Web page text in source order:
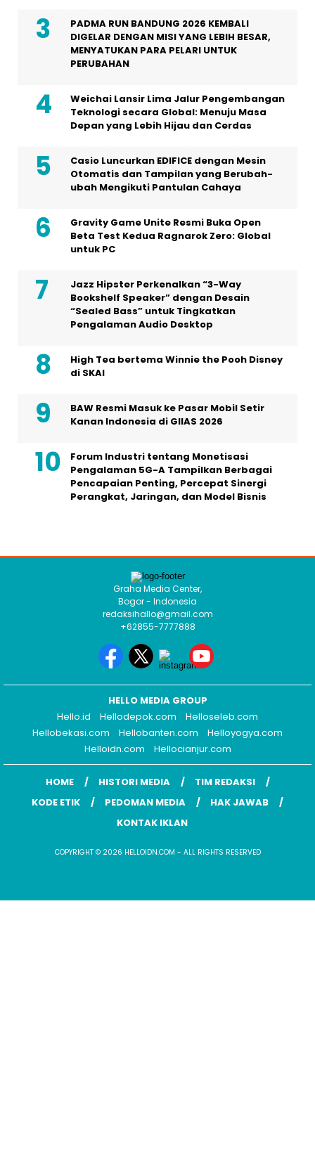
PADMA RUN BANDUNG 2026 KEMBALI
DIGELAR DENGAN MISI YANG LEBIH BESAR,
MENYATUKAN PARA PELARI UNTUK
PERUBAHAN
Weichai Lansir Lima Jalur Pengembangan
Teknologi secara Global: Menuju Masa
Depan yang Lebih Hijau dan Cerdas
Casio Luncurkan EDIFICE dengan Mesin
Otomatis dan Tampilan yang Berubah-
ubah Mengikuti Pantulan Cahaya
Gravity Game Unite Resmi Buka Open
Beta Test Kedua Ragnarok Zero: Global
untuk PC
Jazz Hipster Perkenalkan “3-Way
Bookshelf Speaker” dengan Desain
“Sealed Bass” untuk Tingkatkan
Pengalaman Audio Desktop
High Tea bertema Winnie the Pooh Disney
di SKAI
BAW Resmi Masuk ke Pasar Mobil Setir
Kanan Indonesia di GIIAS 2026
Forum Industri tentang Monetisasi
Pengalaman 5G-A Tampilkan Berbagai
Pencapaian Penting, Percepat Sinergi
Perangkat, Jaringan, dan Model Bisnis
Graha Media Center,
Bogor - Indonesia
redaksihallo@gmail.com
+62855-7777888
HELLO MEDIA GROUP
Hello.id
Hellodepok.com
Helloseleb.com
Hellobekasi.com
Hellobanten.com
Helloyogya.com
Helloidn.com
Hellocianjur.com
HOME HISTORI MEDIA
TIM REDAKSI
KODE ETIK
PEDOMAN MEDIA
HAK JAWAB
KONTAK IKLAN
COPYRIGHT © 2026 HELLOIDN.COM - ALL RIGHTS RESERVED